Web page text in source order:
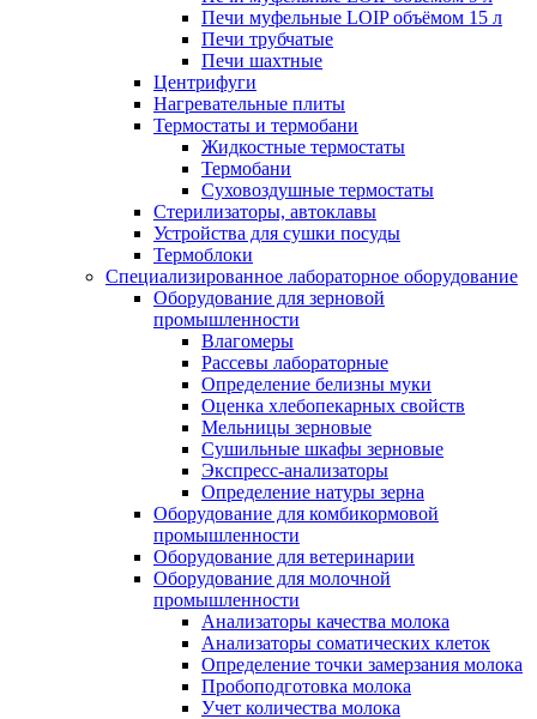
Печи муфельные LOIP объёмом 15 л
Печи трубчатые
Печи шахтные
Центрифуги
Нагревательные плиты
Термостаты и термобани
Жидкостные термостаты
Термобани
Суховоздушные термостаты
Стерилизаторы, автоклавы
Устройства для сушки посуды
Термоблоки
Специализированное лабораторное оборудование
Оборудование для зерновой
промышленности
Влагомеры
Рассевы лабораторные
Определение белизны муки
Оценка хлебопекарных свойств
Мельницы зерновые
Сушильные шкафы зерновые
Экспресс-анализаторы
Определение натуры зерна
Оборудование для комбикормовой
промышленности
Оборудование для ветеринарии
Оборудование для молочной
промышленности
Анализаторы качества молока
Анализаторы соматических клеток
Определение точки замерзания молока
Пробоподготовка молока
Учет количества молока